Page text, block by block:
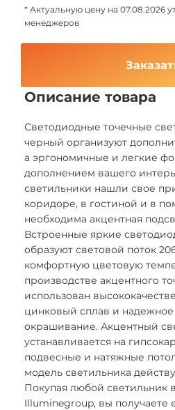
* Актуальную цену на 07.08.2026
менеджеров
Описание товара
Светодиодные точечные
черный организуют
а эргономичные и легкие
дополнением вашего
светильники нашли свое
коридоре, в гостиной и в
необходима акцентная
Встроенные яркие
образуют световой поток
комфортную цветовую
производстве акцентного
использован
цинковый сплав и
окрашивание. Акцентный
устанавливается на
подвесные и натяжные
модель светильника
Покупая любой светильник
Illuminegroup, вы получаете